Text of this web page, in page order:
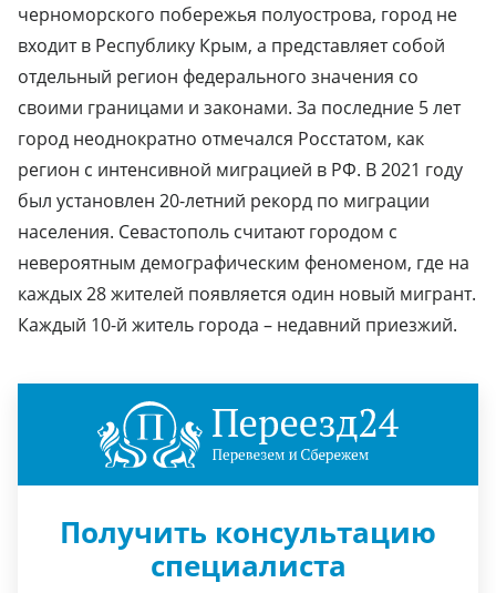
черноморского побережья полуострова, город не
входит в Республику Крым, а представляет собой
отдельный регион федерального значения со
своими границами и законами. За последние 5 лет
город неоднократно отмечался Росстатом, как
регион с интенсивной миграцией в РФ. В 2021 году
был установлен 20-летний рекорд по миграции
населения. Севастополь считают городом с
невероятным демографическим феноменом, где на
каждых 28 жителей появляется один новый мигрант.
Каждый 10-й житель города – недавний приезжий.
Получить консультацию
специалиста